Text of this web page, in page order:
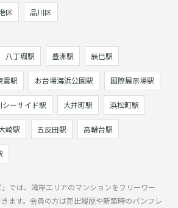
区 品川区
八丁堀駅 豊洲駅 辰巳駅
雲駅 お台場海浜公園駅 国際展示場駅
シーサイド駅 大井町駅 浜松町駅
崎駅 五反田駅 高輪台駅
」では、湾岸エリアのマンションをフリーワー
ます。会員の方は売出履歴や新築時のパンフレ